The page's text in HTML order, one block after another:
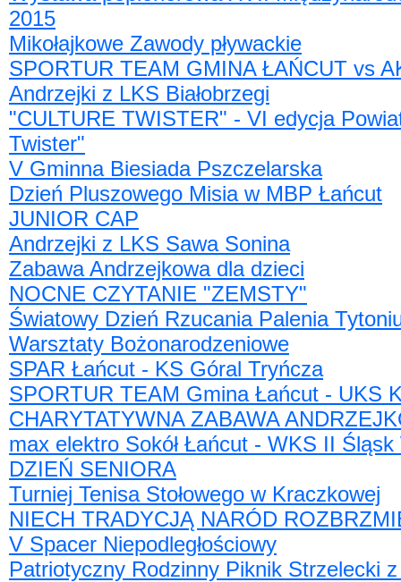
2015
Mikołajkowe Zawody pływackie
SPORTUR TEAM GMINA ŁAŃCUT vs
Andrzejki z LKS Białobrzegi
"CULTURE TWISTER" - VI edycja
Twister"
V Gminna Biesiada Pszczelarska
Dzień Pluszowego Misia w MBP Łańcut
JUNIOR CAP
Andrzejki z LKS Sawa Sonina
Zabawa Andrzejkowa dla dzieci
NOCNE CZYTANIE "ZEMSTY"
Światowy Dzień Rzucania Palenia
Warsztaty Bożonarodzeniowe
SPAR Łańcut - KS Góral Tryńcza
SPORTUR TEAM Gmina Łańcut - UKS
CHARYTATYWNA ZABAWA
max elektro Sokół Łańcut - WKS II Śląsk
DZIEŃ SENIORA
Turniej Tenisa Stołowego w Kraczkowej
NIECH TRADYCJĄ NARÓD
V Spacer Niepodległościowy
Patriotyczny Rodzinny Piknik Strzelecki